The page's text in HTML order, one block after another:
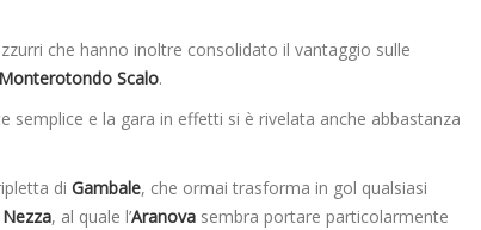
che hanno inoltre consolidato il vantaggio sulle
Scalo.
semplice e la gara in effetti si è rivelata anche abbastanza
di Gambale, che ormai trasforma in gol qualsiasi
, al quale l’Aranova sembra portare particolarmente